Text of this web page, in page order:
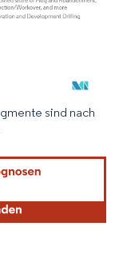
Namensnennung
sind nach